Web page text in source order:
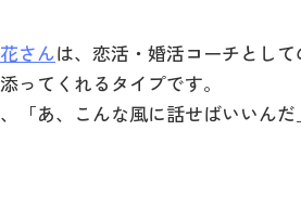
さんは、恋活・婚活コーチとし
ってくれるタイプです。
「あ、こんな風に話せばいいん